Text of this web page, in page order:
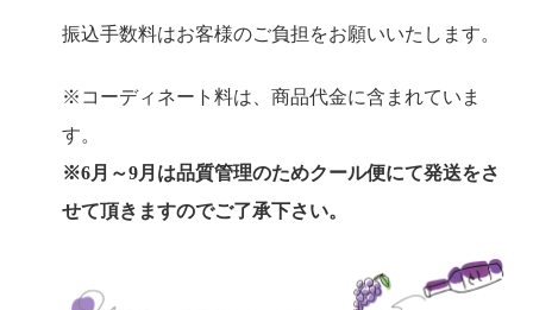
振込手数料はお客様のご負担をお願いいたします。
※コーディネート料は、商品代金に含まれていま
す。
※6月～9月は品質管理のためクール便にて発送をさ
せて頂きますのでご了承下さい。